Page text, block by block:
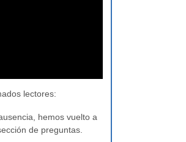
lectores:
hemos vuelto a
de preguntas.